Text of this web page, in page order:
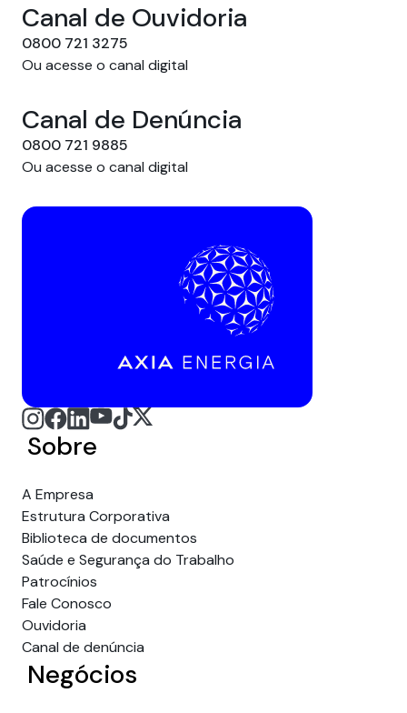
Canal de Ouvidoria
0800 721 3275
Ou acesse o canal digital
Canal de Denúncia
0800 721 9885
Ou acesse o canal digital
Sobre
A Empresa
Estrutura Corporativa
Biblioteca de documentos
Saúde e Segurança do Trabalho
Patrocínios
Fale Conosco
Ouvidoria
Canal de denúncia
Negócios